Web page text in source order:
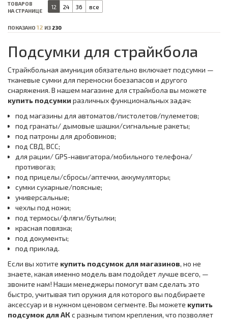
ТОВАРОВ
НА СТРАНИЦЕ
12 24 36 все
ПОКАЗАНО 12 ИЗ 230
Подсумки для страйкбола
Страйкбольная амуниция обязательно включает подсумки —
тканевые сумки для переноски боезапасов и другого
снаряжения. В нашем магазине для страйкбола вы можете
купить подсумки различных функциональных задач:
под магазины для автоматов/пистолетов/пулеметов;
под гранаты/ дымовые шашки/сигнальные ракеты;
под патроны для дробовиков;
под СВД, ВСС;
для рации/ GPS-навигатора/мобильного телефона/
противогаз;
под прицелы/сбросы/аптечки, аккумуляторы;
сумки сухарные/поясные;
универсальные;
чехлы под ножи;
под термосы/фляги/бутылки;
красная повязка;
под документы;
под приклад.
Если вы хотите купить подсумок для магазинов, но не
знаете, какая именно модель вам подойдет лучше всего, —
звоните нам! Наши менеджеры помогут вам сделать это
быстро, учитывая тип оружия для которого вы подбираете
аксессуар и в нужном ценовом сегменте. Вы можете купить
подсумок для АК с разным типом крепления, что позволяет